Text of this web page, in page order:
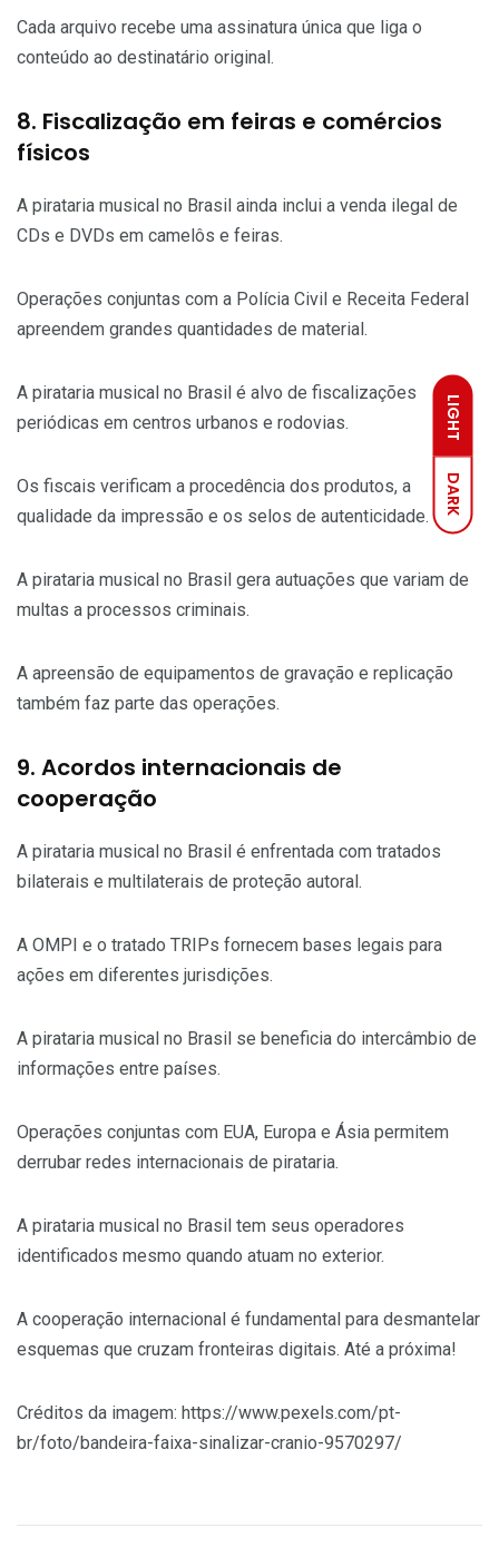
LIGHT
DARK
Cada arquivo recebe uma assinatura única que liga o
conteúdo ao destinatário original.
8. Fiscalização em feiras e comércios
físicos
A pirataria musical no Brasil ainda inclui a venda ilegal de
CDs e DVDs em camelôs e feiras.
Operações conjuntas com a Polícia Civil e Receita Federal
apreendem grandes quantidades de material.
A pirataria musical no Brasil é alvo de fiscalizações
periódicas em centros urbanos e rodovias.
Os fiscais verificam a procedência dos produtos, a
qualidade da impressão e os selos de autenticidade.
A pirataria musical no Brasil gera autuações que variam de
multas a processos criminais.
A apreensão de equipamentos de gravação e replicação
também faz parte das operações.
9. Acordos internacionais de
cooperação
A pirataria musical no Brasil é enfrentada com tratados
bilaterais e multilaterais de proteção autoral.
A OMPI e o tratado TRIPs fornecem bases legais para
ações em diferentes jurisdições.
A pirataria musical no Brasil se beneficia do intercâmbio de
informações entre países.
Operações conjuntas com EUA, Europa e Ásia permitem
derrubar redes internacionais de pirataria.
A pirataria musical no Brasil tem seus operadores
identificados mesmo quando atuam no exterior.
A cooperação internacional é fundamental para desmantelar
esquemas que cruzam fronteiras digitais. Até a próxima!
Créditos da imagem: https://www.pexels.com/pt-
br/foto/bandeira-faixa-sinalizar-cranio-9570297/